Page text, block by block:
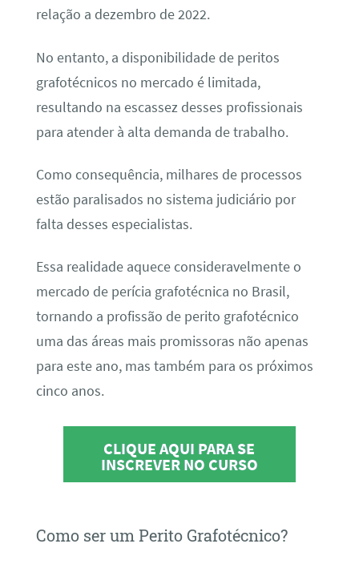
relação a dezembro de 2022.
No entanto, a disponibilidade de peritos
grafotécnicos no mercado é limitada,
resultando na escassez desses profissionais
para atender à alta demanda de trabalho.
Como consequência, milhares de processos
estão paralisados no sistema judiciário por
falta desses especialistas.
Essa realidade aquece consideravelmente o
mercado de perícia grafotécnica no Brasil,
tornando a profissão de perito grafotécnico
uma das áreas mais promissoras não apenas
para este ano, mas também para os próximos
cinco anos.
CLIQUE AQUI PARA SE
INSCREVER NO CURSO
Como ser um Perito Grafotécnico?